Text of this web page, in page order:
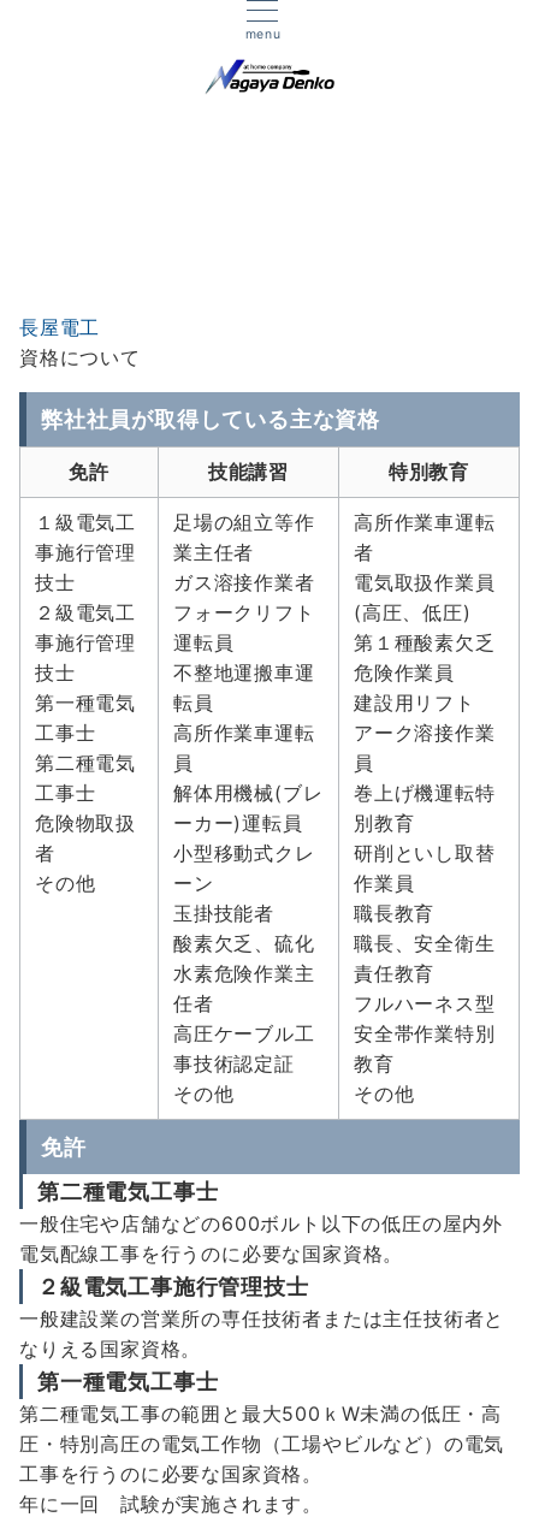
menu
資格について
長屋電工
資格について
弊社社員が取得している主な資格
免許 技能講習 特別教育
１級電気工
事施行管理
技士
２級電気工
事施行管理
技士
第一種電気
工事士
第二種電気
工事士
危険物取扱
者
その他
足場の組立等作
業主任者
ガス溶接作業者
フォークリフト
運転員
不整地運搬車運
転員
高所作業車運転
員
解体用機械(ブレ
ーカー)運転員
小型移動式クレ
ーン
玉掛技能者
酸素欠乏、硫化
水素危険作業主
任者
高圧ケーブル工
事技術認定証
その他
高所作業車運転
者
電気取扱作業員
(高圧、低圧)
第１種酸素欠乏
危険作業員
建設用リフト
アーク溶接作業
員
巻上げ機運転特
別教育
研削といし取替
作業員
職長教育
職長、安全衛生
責任教育
フルハーネス型
安全帯作業特別
教育
その他
免許
第二種電気工事士
一般住宅や店舗などの600ボルト以下の低圧の屋内外
電気配線工事を行うのに必要な国家資格。
２級電気工事施行管理技士
一般建設業の営業所の専任技術者または主任技術者と
なりえる国家資格。
第一種電気工事士
第二種電気工事の範囲と最大500ｋW未満の低圧・高
圧・特別高圧の電気工作物（工場やビルなど）の電気
工事を行うのに必要な国家資格。
年に一回 試験が実施されます。